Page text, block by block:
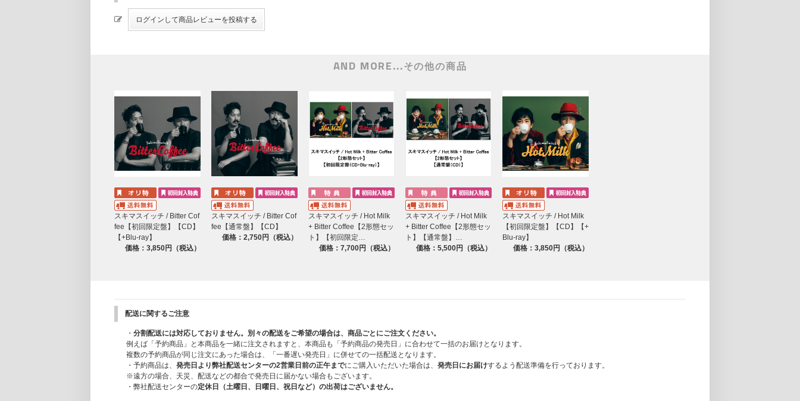
AND MORE...その他の商品
スキマスイッチ / Bitter Cof
fee【初回限定盤】【CD】
【+Blu-ray】
価格：3,850円（税込）
スキマスイッチ / Bitter Cof
fee【通常盤】【CD】
価格：2,750円（税込）
スキマスイッチ / Hot Milk
+ Bitter Coffee【2形態セッ
ト】【初回限定…
価格：7,700円（税込）
スキマスイッチ / Hot Milk
+ Bitter Coffee【2形態セッ
ト】【通常盤】…
価格：5,500円（税込）
スキマスイッチ / Hot Milk
【初回限定盤】【CD】【+
Blu-ray】
価格：3,850円（税込）
配送に関するご注意
・ 分割配送には対応しておりません。別々の配送をご希望の場合は、商品ごとにご注文ください。
例えば「予約商品」と本商品を一緒に注文されますと、本商品も「予約商品の発売日」に合わせて一括のお届けとなります。
複数の予約商品が同じ注文にあった場合は、「一番遅い発売日」に併せての一括配送となります。
・予約商品は、 発売日より弊社配送センターの2営業日前の正午までにご購入いただいた場合は、 発売日にお届けするよう配送準備を行っております。
※遠方の場合、天災、配送などの都合で発売日に届かない場合もございます。
・弊社配送センターの定休日（土曜日、日曜日、祝日など）の出荷はございません。